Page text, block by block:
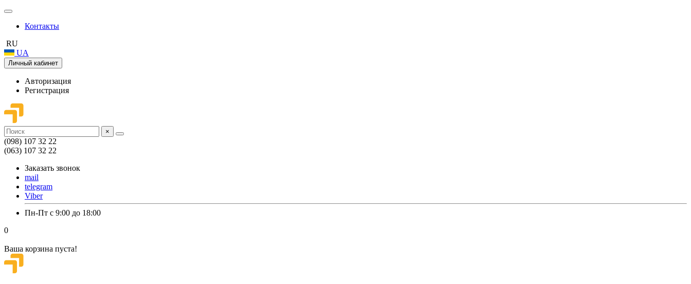
Контакты
RU
UA
Личный кабинет
Авторизация
Регистрация
×
(098) 107 32 22
(063) 107 32 22
Заказать звонок
mail
telegram
Viber
Пн-Пт с 9:00 до 18:00
0
Ваша корзина пуста!